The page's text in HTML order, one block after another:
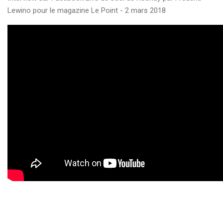
Lewino pour le magazine Le Point - 2 mars 2018